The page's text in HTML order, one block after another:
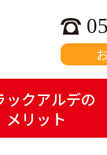
ックアルデの
メリット